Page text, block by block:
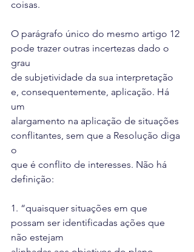
coisas.
O parágrafo único do mesmo artigo 12
pode trazer outras incertezas dado o
grau
de subjetividade da sua interpretação
e, consequentemente, aplicação. Há
um
alargamento na aplicação de situações
conflitantes, sem que a Resolução diga
o
que é conflito de interesses. Não há
definição:
1. “quaisquer situações em que
possam ser identificadas ações que
não estejam